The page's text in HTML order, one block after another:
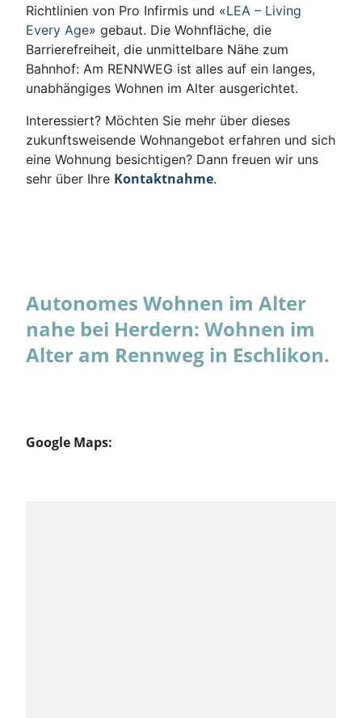
Richtlinien von Pro Infirmis und «LEA – Living
Every Age» gebaut. Die Wohnfläche, die
Barrierefreiheit, die unmittelbare Nähe zum
Bahnhof: Am RENNWEG ist alles auf ein langes,
unabhängiges Wohnen im Alter ausgerichtet.
Interessiert? Möchten Sie mehr über dieses
zukunftsweisende Wohnangebot erfahren und sich
eine Wohnung besichtigen? Dann freuen wir uns
sehr über Ihre Kontaktnahme.
Autonomes Wohnen im Alter
nahe bei Herdern: Wohnen im
Alter am Rennweg in Eschlikon.
Google Maps: